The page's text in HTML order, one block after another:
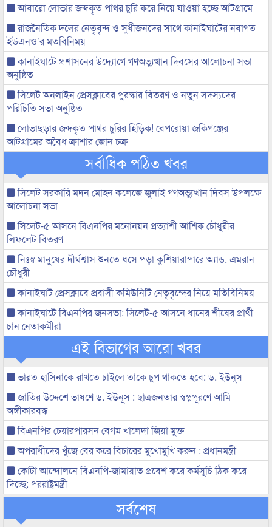
আবারো লোভার জব্দকৃত পাথর চুরি করে নিয়ে যাওয়া হচ্ছে আটগ্রামে
রাজনৈতিক দলের নেতৃবৃন্দ ও সুধীজনদের সাথে কানাইঘাটের নবাগত
ইউএনও’র মতবিনিময়
কানাইঘাটে প্রশাসনের উদ্যোগে গণঅভ্যুত্থান দিবসের আলোচনা সভা
অনুষ্ঠিত
সিলেট অনলাইন প্রেসক্লাবের পুরস্কার বিতরণ ও নতুন সদস্যদের
পরিচিতি সভা অনুষ্ঠিত
লোভাছড়ার জব্দকৃত পাথর চুরির হিড়িক! বেপরোয়া জকিগঞ্জের
আটগ্রামের অবৈধ ক্রাশার জোন চক্র
সর্বাধিক পঠিত খবর
সিলেট সরকারি মদন মোহন কলেজে জুলাই গণঅভ্যুত্থান দিবস উপলক্ষে
আলোচনা সভা
সিলেট-৫ আসনে বিএনপির মনোনয়ন প্রত্যাশী আশিক চৌধুরীর
লিফলেট বিতরণ
নিঃস্ব মানুষের দীর্ঘশ্বাস শুনতে ধসে পড়া কুশিয়ারাপারে অ্যাড. এমরান
চৌধুরী
কানাইঘাট প্রেসক্লাবে প্রবাসী কমিউনিটি নেতৃবৃন্দের নিয়ে মতিবিনিময়
কানাইঘাটে বিএনপির জনসভা: সিলেট-৫ আসনে ধানের শীষের প্রার্থী
চান নেতাকর্মীরা
এই বিভাগের আরো খবর
ভারত হাসিনাকে রাখতে চাইলে তাকে চুপ থাকতে হবে: ড. ইউনূস
জাতির উদ্দেশে ভাষণে ড. ইউনূস : ছাত্রজনতার স্বপ্নপূরণে আমি
অঙ্গীকারবদ্ধ
বিএনপির চেয়ারপারসন বেগম খালেদা জিয়া মুক্ত
অপরাধীদের খুঁজে বের করে বিচারের মুখোমুখি করুন : প্রধানমন্ত্রী
কোটা আন্দোলনে বিএনপি-জামায়াত প্রবেশ করে কর্মসূচি ঠিক করে
দিচ্ছে: পররাষ্ট্রমন্ত্রী
সর্বশেষ